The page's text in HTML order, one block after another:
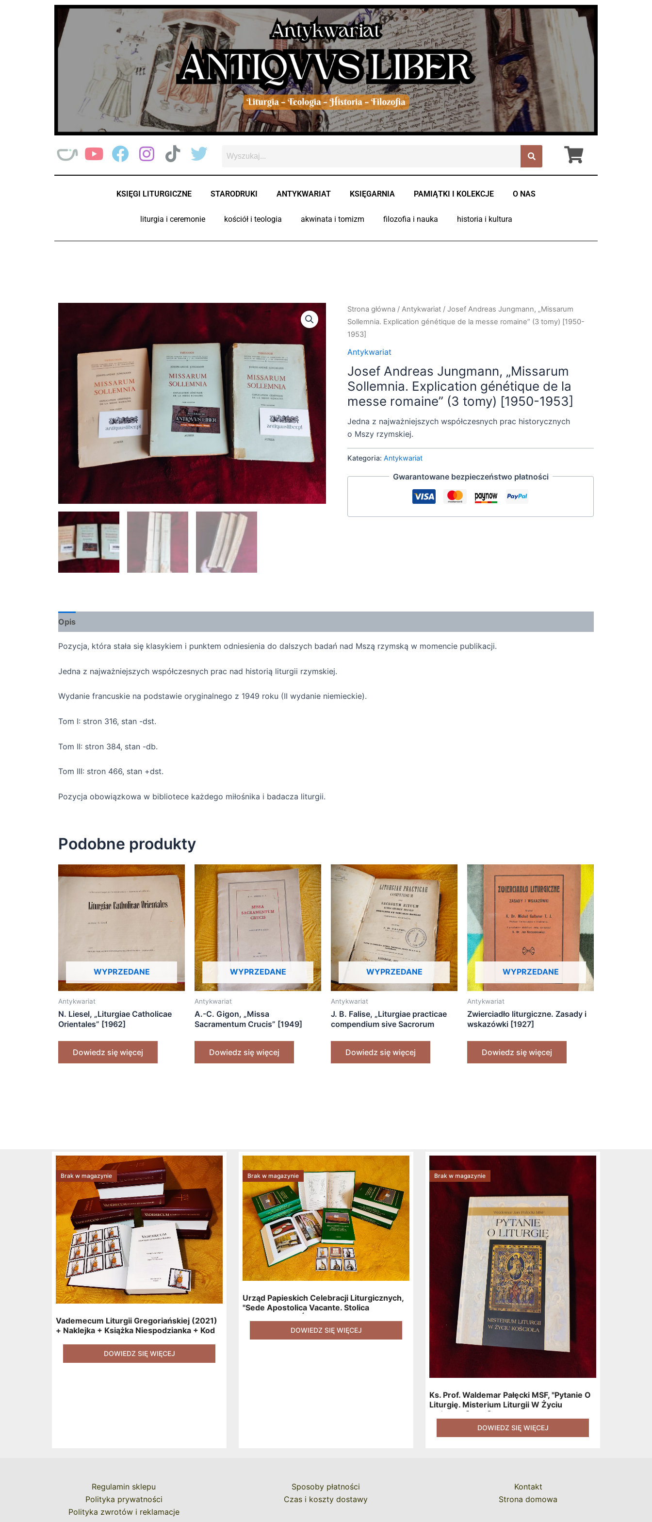
KSIĘGI LITURGICZNE STARODRUKI ANTYKWARIAT KSIĘGARNIA PAMIĄTKI I KOLEKCJE O NAS
liturgia i ceremonie kościół i teologia akwinata i tomizm filozofia i nauka historia i kultura
Strona główna /Antykwariat / Josef Andreas Jungmann, „Missarum
Sollemnia. Explication génétique de la messe romaine” (3 tomy) [1950-
1953]
Antykwariat
Josef Andreas Jungmann, „Missarum
Sollemnia. Explication génétique de la
messe romaine” (3 tomy) [1950-1953]
Jedna z najważniejszych współczesnych prac historycznych
o Mszy rzymskiej.
Kategoria:Antykwariat
Gwarantowane bezpieczeństwo płatności
Opis
Pozycja, która stała się klasykiem i punktem odniesienia do dalszych badań nad Mszą rzymską w momencie publikacji.
Jedna z najważniejszych współczesnych prac nad historią liturgii rzymskiej.
Wydanie francuskie na podstawie oryginalnego z 1949 roku (II wydanie niemieckie).
Tom I: stron 316, stan -dst.
Tom II: stron 384, stan -db.
Tom III: stron 466, stan +dst.
Pozycja obowiązkowa w bibliotece każdego miłośnika i badacza liturgii.
Podobne produkty
WYPRZEDANE
Antykwariat
N. Liesel, „Liturgiae Catholicae
Orientales” [1962]
Dowiedz się więcej
WYPRZEDANE
Antykwariat
A.-C. Gigon, „Missa
Sacramentum Crucis” [1949]
Dowiedz się więcej
WYPRZEDANE
Antykwariat
J. B. Falise, „Liturgiae practicae
compendium sive Sacrorum
elucidatio” [1876]
Dowiedz się więcej
WYPRZEDANE
Antykwariat
Zwierciadło liturgiczne. Zasady i
wskazówki [1927]
Dowiedz się więcej
Vademecum Liturgii Gregoriańskiej (2021)
+ Naklejka + Książka Niespodzianka + Kod
Rabatowy Na Kolejne Zakupy + Gratis
(książka W Formacie Elektronicznym)
[zestaw 3 Produktów + Kod Rabatowy +
Brak w magazynie
DOWIEDZ SIĘ WIĘCEJ
Urząd Papieskich Celebracji Liturgicznych,
"Sede Apostolica Vacante. Stolica
Apostolska Od Śmierci Jana Pawła II Do
Wyboru Benedykta XVI" [2020] + Zestaw 6
Naklejek + Książka Niespodzianka + Kod
Brak w magazynie
DOWIEDZ SIĘ WIĘCEJ
Ks. Prof. Waldemar Pałęcki MSF, "Pytanie O
Liturgię. Misterium Liturgii W Życiu
Kościoła" [2015]
Brak w magazynie
DOWIEDZ SIĘ WIĘCEJ
Regulamin sklepu
Polityka prywatności
Polityka zwrotów i reklamacje
Sposoby płatności
Czas i koszty dostawy
Kontakt
Strona domowa